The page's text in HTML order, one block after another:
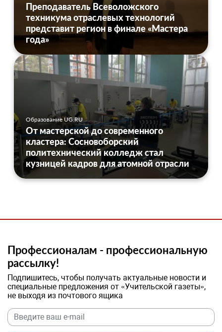
Преподаватель Всеволожского
техникума отраслевых технологий
представит регион в финале «Мастера
года»
Образование UG.RU
От мастерской до современного
кластера: Сосновоборский
политехнический колледж стал
кузницей кадров для атомной отрасли
Профессионалам - профессиональную
рассылку!
Подпишитесь, чтобы получать актуальные новости и
специальные предложения от «Учительской газеты»,
не выходя из почтового ящика